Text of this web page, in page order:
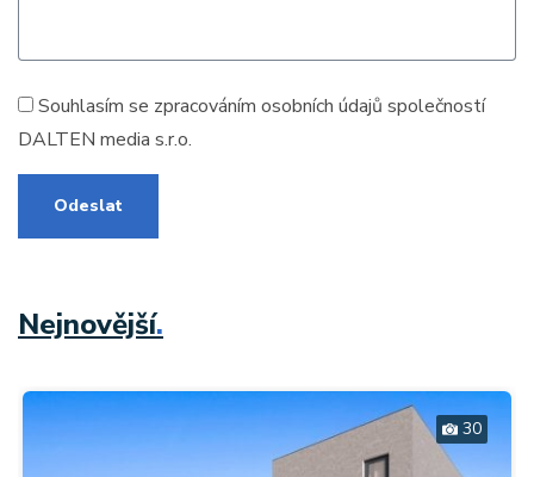
Souhlasím se zpracováním osobních údajů společností
DALTEN media s.r.o.
Odeslat
Nejnovější.
30